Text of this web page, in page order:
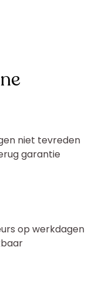
niet tevreden
garantie
op werkdagen